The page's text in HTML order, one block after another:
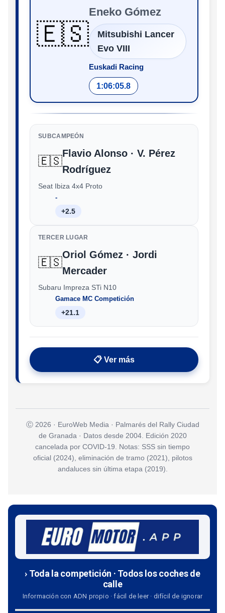
🇪🇸
Eneko Gómez
Mitsubishi Lancer
Evo VIII
Euskadi Racing
1:06:05.8
SUBCAMPEÓN
🇪🇸
Flavio Alonso · V. Pérez
Rodríguez
Seat Ibiza 4x4 Proto
‑
+2.5
TERCER LUGAR
🇪🇸
Oriol Gómez · Jordi
Mercader
Subaru Impreza STi N10
Gamace MC Competición
+21.1
📋 Ver más
Ⓒ 2026 · EuroWeb Media · Palmarés del Rally Ciudad
de Granada · Datos desde 2004. Edición 2020
cancelada por COVID-19. Notas: SSS sin tiempo
oficial (2024), eliminación de tramo (2021), pilotos
andaluces sin última etapa (2019).
› Toda la competición · Todos los coches de
calle
Información con ADN propio · fácil de leer · difícil de ignorar